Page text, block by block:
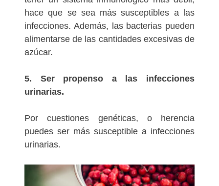
hace que se sea más susceptibles a las
infecciones. Además, las bacterias pueden
alimentarse de las cantidades excesivas de
azúcar.
5. Ser propenso a las infecciones
urinarias.
Por cuestiones genéticas, o herencia
puedes ser más susceptible a infecciones
urinarias.